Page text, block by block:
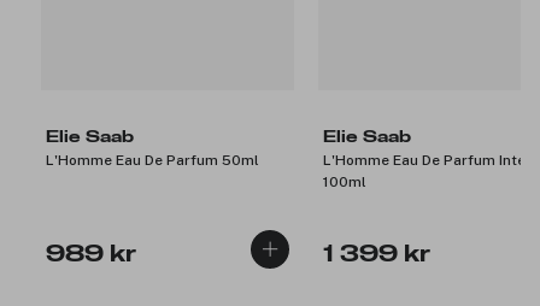
Elie Saab
L'Homme Eau De Parfum 50ml
989 kr
Elie Saab
L'Homme Eau De Parfum
100ml
1 399 kr